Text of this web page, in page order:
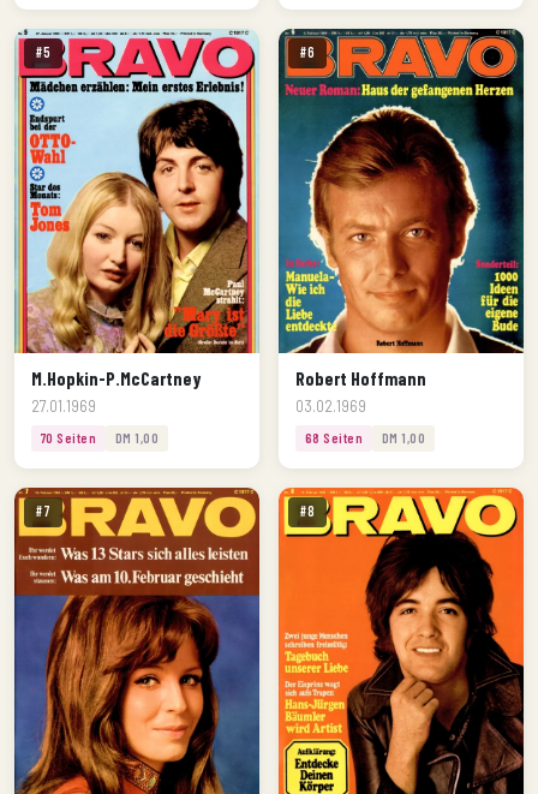
#5
M.Hopkin-P.McCartney
27.01.1969
70 Seiten DM 1,00
#6
Robert Hoffmann
03.02.1969
68 Seiten DM 1,00
#7 #8